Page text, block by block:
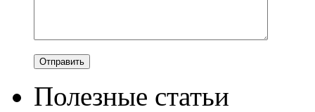
Полезные статьи